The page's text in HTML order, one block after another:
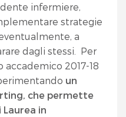
infermiere,
strategie
a
dagli stessi. Per
2017-18
un
che permette
in